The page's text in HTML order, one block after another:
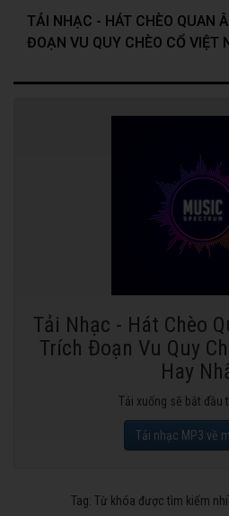
TẢI NHẠC - HÁT CHÈO QUAN
ĐOẠN VU QUY CHÈO CỔ VIỆT
Tải Nhạc - Hát Chèo
Trích Đoạn Vu Quy
Hay
Tải xuống sẽ bắt đầu
Tải nhạc MP3 về
Tag: Từ khóa được tìm kiếm